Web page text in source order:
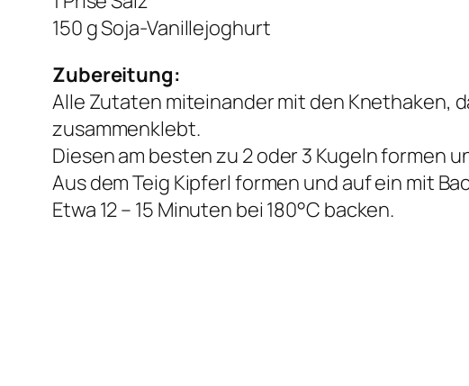
150 g Soja-Vanillejoghurt
Zubereitung:
Alle Zutaten miteinander mit den Knethaken,
zusammenklebt.
Diesen am besten zu 2 oder 3 Kugeln formen
Aus dem Teig Kipferl formen und auf ein mit
Etwa 12 – 15 Minuten bei 180°C backen.